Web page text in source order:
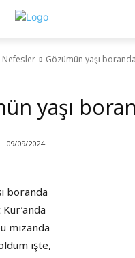
Nefesler Gözümün yaşı boranda
yaşı
09/09/2024
boranda
mizanda
işte,